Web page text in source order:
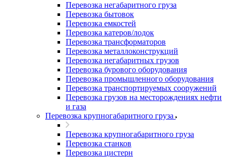
Перевозка негабаритного груза
Перевозка бытовок
Перевозка емкостей
Перевозка катеров/лодок
Перевозка трансформаторов
Перевозка металлоконструкций
Перевозка негабаритных грузов
Перевозка бурового оборудования
Перевозка промышленного оборудования
Перевозка транспортируемых сооружений
Перевозка грузов на месторождениях нефти
и газа
Перевозка крупногабаритного груза
Перевозка крупногабаритного груза
Перевозка станков
Перевозка цистерн